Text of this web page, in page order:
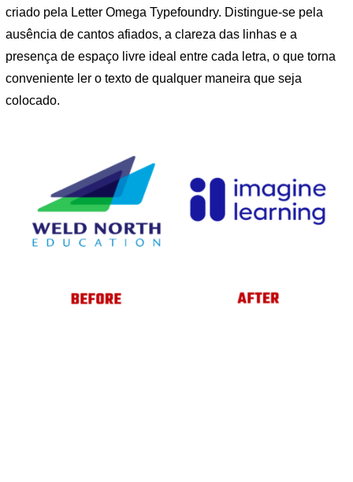
criado pela Letter Omega Typefoundry. Distingue-se pela
ausência de cantos afiados, a clareza das linhas e a
presença de espaço livre ideal entre cada letra, o que torna
conveniente ler o texto de qualquer maneira que seja
colocado.